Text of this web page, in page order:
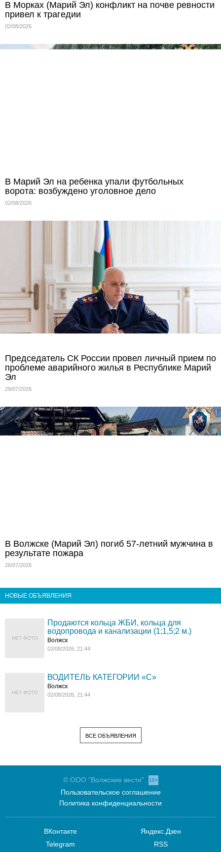
В Морках (Марий Эл) конфликт на почве ревности
привел к трагедии
02/08/2026
В Марий Эл на ребенка упали футбольных
ворота: возбуждено уголовное дело
02/08/2026
Председатель СК России провел личный прием по
проблеме аварийного жилья в Республике Марий
Эл
29/07/2026
В Волжске (Марий Эл) погиб 57-летний мужчина в
результате пожара
26/07/2026
НОВЫЕ ОБЪЯВЛЕНИЯ
НЕТ ФОТО
Продаются кольца ЖБИ, кольца для
водопровода и канализации (1;1,5;2 м.)
Волжск
02/08/2026, 21:44
НЕТ ФОТО
ВОДИТЕЛЬ КАТЕГОРИИ «C»
Волжск
02/08/2026, 21:44
ВСЕ ОБЪЯВЛЕНИЯ
© ООО "Волжские вести" 16+
Пользовательское соглашение
Политика конфиденциальности
ВКонтакте
Telegram
Яндекс.Дзен
RSS